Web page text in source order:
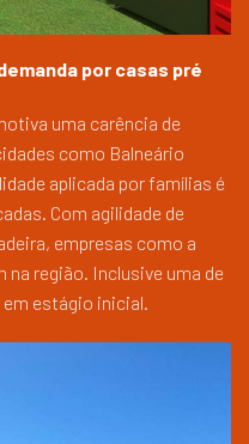
por casas pré
uma carência de
como Balneário
aplicada por famílias é
Com agilidade de
empresas como a
na região. Inclusive uma de
estágio inicial.